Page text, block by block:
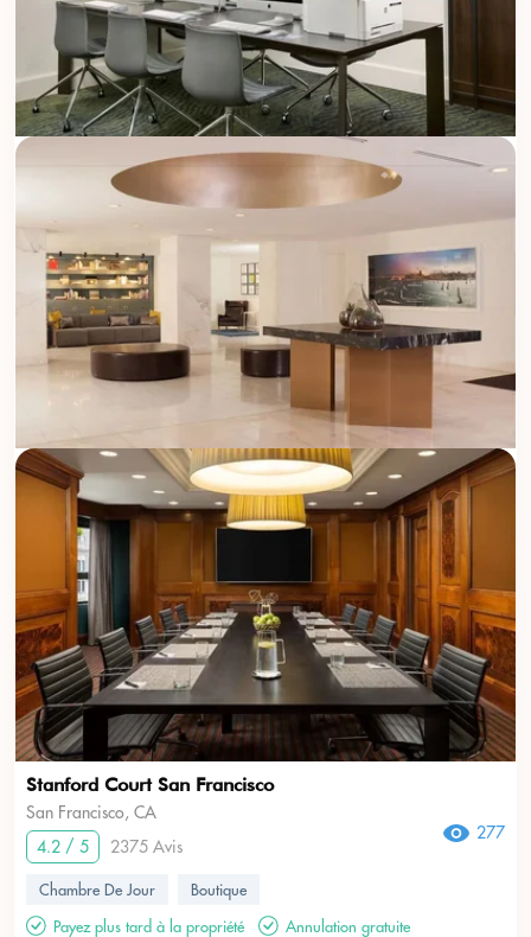
Stanford Court San Francisco
San Francisco, CA
4.2 / 5
2375 Avis
277
Chambre De Jour
Boutique
Payez plus tard à la propriété
Annulation gratuite